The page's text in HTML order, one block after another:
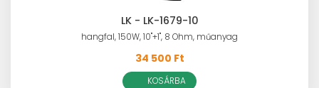
LK - LK-1679-10
hangfal, 150W, 10"+1", 8 Ohm, műanyag
34 500 Ft
KOSÁRBA